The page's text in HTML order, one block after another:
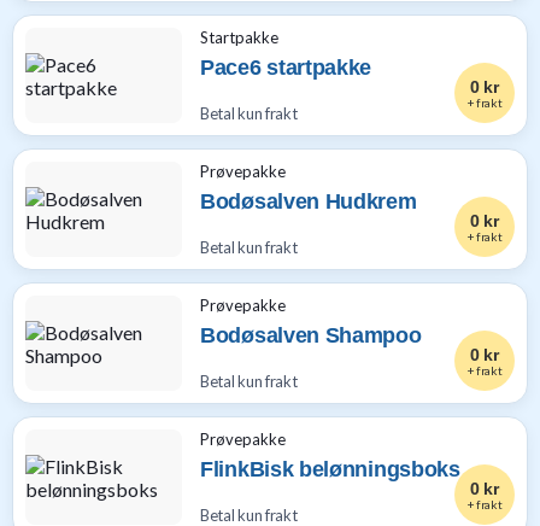
Startpakke
Pace6 startpakke
Betal kun frakt
0 kr
+ frakt
Prøvepakke
Bodøsalven Hudkrem
Betal kun frakt
0 kr
+ frakt
Prøvepakke
Bodøsalven Shampoo
Betal kun frakt
0 kr
+ frakt
Prøvepakke
FlinkBisk belønningsboks
Betal kun frakt
0 kr
+ frakt
gravide
Gavetips
til
foreldre